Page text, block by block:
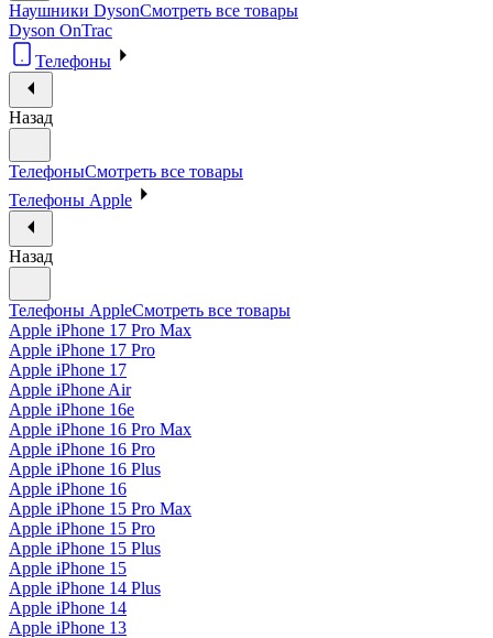
Наушники DysonСмотреть все товары
Dyson OnTrac
Телефоны
Назад
ТелефоныСмотреть все товары
Телефоны Apple
Назад
Телефоны AppleСмотреть все товары
Apple iPhone 17 Pro Max
Apple iPhone 17 Pro
Apple iPhone 17
Apple iPhone Air
Apple iPhone 16e
Apple iPhone 16 Pro Max
Apple iPhone 16 Pro
Apple iPhone 16 Plus
Apple iPhone 16
Apple iPhone 15 Pro Max
Apple iPhone 15 Pro
Apple iPhone 15 Plus
Apple iPhone 15
Apple iPhone 14 Plus
Apple iPhone 14
Apple iPhone 13